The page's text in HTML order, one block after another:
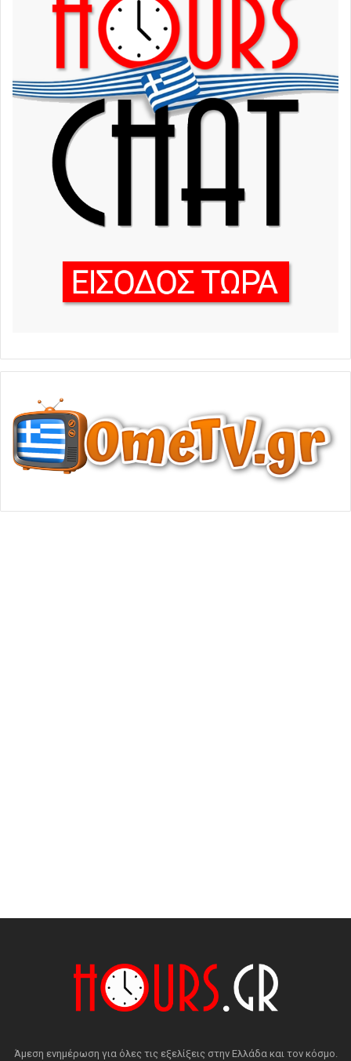
Άμεση ενημέρωση για όλες τις εξελίξεις στην Ελλάδα και τον κόσμο.